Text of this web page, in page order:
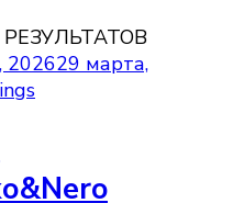
РЕЗУЛЬТАТОВ
202629 марта,